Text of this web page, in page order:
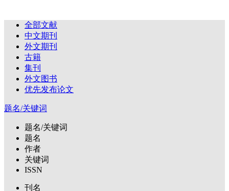
全部文献
中文期刊
外文期刊
古籍
集刊
外文图书
优先发布论文
题名/关键词
题名/关键词
题名
作者
关键词
ISSN
刊名